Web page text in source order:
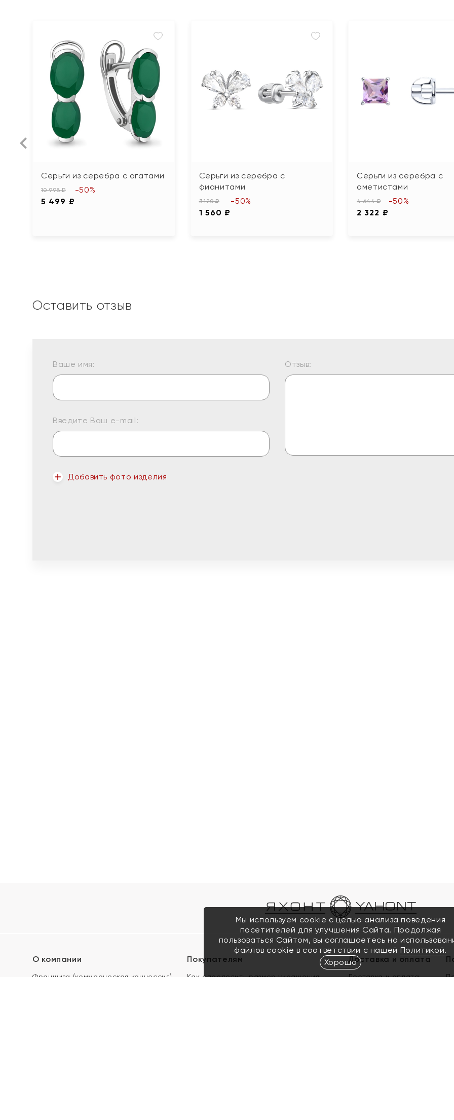
Серьги из серебра с агатами
10 998 ₽
5 499 ₽
-50%
Серьги из серебра с
фианитами
3 120 ₽
1 560 ₽
-50%
Серьги из серебра с
аметистами
4 644 ₽
2 322 ₽
-50%
Оставить отзыв
Ваше имя:
Введите Ваш e-mail:
Добавить фото изделия
Отзыв:
О компании
Франшиза (коммерческая концессия)
Покупателям
Как определить размер украшения
Доставка и оплата
Доставка и оплата
Мы используем cookie с целью анализа поведения
посетителей для улучшения Сайта. Продолжая
пользоваться Сайтом, вы соглашаетесь на
файлов cookie в соответствии с нашей Политикой.
Хорошо